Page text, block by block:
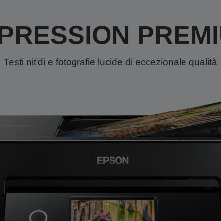
Testi nitidi e fotografie lucide di eccezionale qualità